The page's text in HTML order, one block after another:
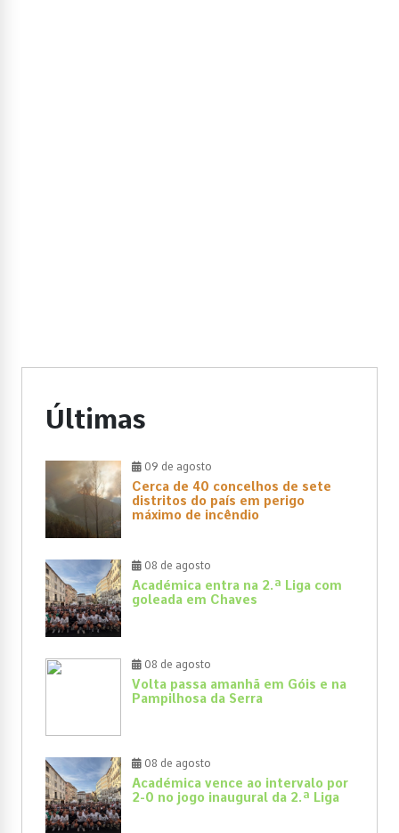
Últimas
09 de agosto
Cerca de 40 concelhos de sete
distritos do país em perigo
máximo de incêndio
08 de agosto
Académica entra na 2.ª Liga com
goleada em Chaves
08 de agosto
Volta passa amanhã em Góis e na
Pampilhosa da Serra
08 de agosto
Académica vence ao intervalo por
2-0 no jogo inaugural da 2.ª Liga